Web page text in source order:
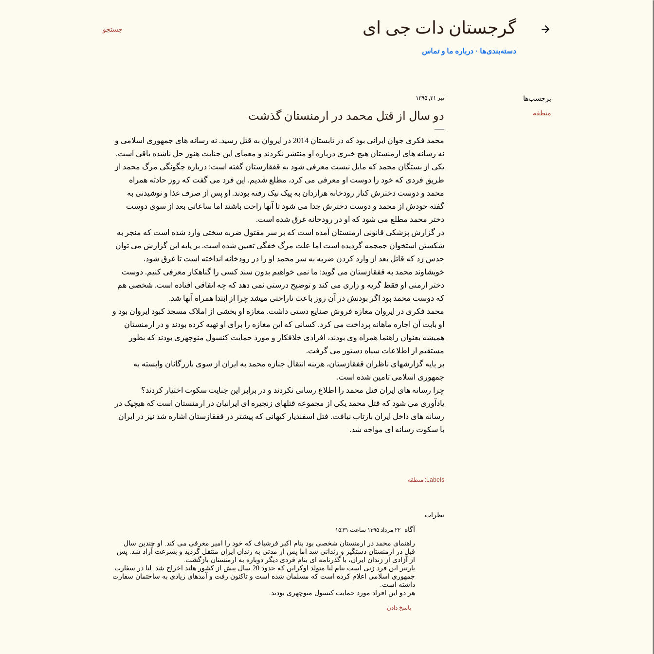
جستجو گرجستان دات جی ای
دسته‌بندی‌ها درباره ما و تماس
برچسب‌ها
منطقه
تیر ۳۱, ۱۳۹۵
دو سال از قتل محمد در ارمنستان گذشت
محمد فکری جوان ایرانی بود که در تابستان 2014 در ایروان به قتل رسید. نه رسانه های جمهوری اسلامی و
نه رسانه های ارمنستان هیچ خبری درباره او منتشر نکردند و معمای این جنایت هنوز حل ناشده باقی است.
یکی از بستگان محمد که مایل نیست معرفی شود به قفقازستان گفته است: درباره چگونگی مرگ محمد از
طریق فردی که خود را دوست او معرفی می کرد، مطلع شدیم. این فرد می گفت که روز حادثه همراه
محمد و دوست دخترش کنار رودخانه هرازدان به پیک نیک رفته بودند. او پس از صرف غذا و نوشیدنی به
گفته خودش از محمد و دوست دخترش جدا می شود تا آنها راحت باشند اما ساعاتی بعد از سوی دوست
دختر محمد مطلع می شود که او در رودخانه غرق شده است.
در گزارش پزشکی قانونی ارمنستان آمده است که بر سر مقتول ضربه سختی وارد شده است که منجر به
شکستن استخوان جمجمه گردیده است اما علت مرگ خفگی تعیین شده است. بر پایه این گزارش می توان
حدس زد که قاتل بعد از وارد کردن ضربه به سر محمد او را در رودخانه انداخته است تا غرق شود.
خویشاوند محمد به قفقازستان می گوید: ما نمی خواهیم بدون سند کسی را گناهکار معرفی کنیم. دوست
دختر ارمنی او فقط گریه و زاری می کند و توضیح درستی نمی دهد که چه اتفاقی افتاده است. شخصی هم
که دوست محمد بود اگر بودنش در آن روز باعث ناراحتی میشد چرا از ابتدا همراه آنها شد.
محمد فکری در ایروان مغازه فروش صنایع دستی داشت. مغازه او بخشی از املاک مسجد کبود ایروان بود و
او بابت آن اجاره ماهانه پرداخت می کرد. کسانی که این مغازه را برای او تهیه کرده بودند و در ارمنستان
همیشه بعنوان راهنما همراه وی بودند، افرادی خلافکار و مورد حمایت کنسول منوچهری بودند که بطور
مستقیم از اطلاعات سپاه دستور می گرفت.
بر پایه گزارشهای ناظران قفقازستان، هزینه انتقال جنازه محمد به ایران از سوی بازرگانان وابسته به
جمهوری اسلامی تامین شده است.
چرا رسانه های ایران قتل محمد را اطلاع رسانی نکردند و در برابر این جنایت سکوت اختیار کردند؟
یادآوری می شود که قتل محمد یکی از مجموعه قتلهای زنجیره ای ایرانیان در ارمنستان است که هیچیک در
رسانه های داخل ایران بازتاب نیافت. فتل اسفندیار کیهانی که پیشتر در قفقازستان اشاره شد نیز در ایران
با سکوت رسانه ای مواجه شد.
Labels: منطقه
نظرات
آگاه
۲۲ مرداد ۱۳۹۵ ساعت ۱۵:۳۱
راهنمای محمد در ارمنستان شخصی بود بنام اکبر فرشباف که خود را امیر معرفی می کند. او چندین سال
قبل در ارمنستان دستگیر و زندانی شد اما پس از مدتی به زندان ایران منتقل گردید و بسرعت آزاد شد. پس
از آزادی از زندان ایران، با گذرنامه ای بنام فردی دیگر دوباره به ارمنستان بازگشت.
پارتنر این فرد زنی است بنام لنا متولد اوکراین که حدود 20 سال پیش از کشور هلند اخراج شد. لنا در سفارت
جمهوری اسلامی اعلام کرده است که مسلمان شده است و تاکنون رفت و آمدهای زیادی به ساختمان سفارت
داشته است.
هر دو این افراد مورد حمایت کنسول منوچهری بودند.
پاسخ دادن